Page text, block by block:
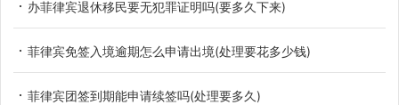
办菲律宾退休移民要无犯罪证明吗(要多久下来)
菲律宾免签入境逾期怎么申请出境(处理要花多少钱)
菲律宾团签到期能申请续签吗(处理要多久)